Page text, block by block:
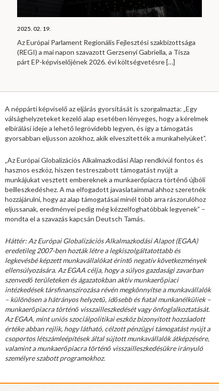
2025. 02. 19.
Az Európai Parlament Regionális Fejlesztési szakbizottsága
(REGI) a mai napon szavazott Gerzsenyi Gabriella, a Tisza
párt EP-képviselőjének 2026. évi költségvetésre[…]
A néppárti képviselő az eljárás gyorsítását is szorgalmazta: „Egy
válsághelyzeteket kezelő alap esetében lényeges, hogy a kérelmek
elbírálási ideje a lehető legrövidebb legyen, és így a támogatás
gyorsabban eljusson azokhoz, akik elveszítették a munkahelyüket”.
„Az Európai Globalizációs Alkalmazkodási Alap rendkívül fontos és
hasznos eszköz, hiszen testreszabott támogatást nyújt a
munkájukat vesztett embereknek a munkaerőpiacra történő újbóli
beilleszkedéshez. A ma elfogadott javaslataimmal ahhoz szeretnék
hozzájárulni, hogy az alap támogatásai minél több arra rászorulóhoz
eljussanak, eredményei pedig még kézzelfoghatóbbak legyenek” –
mondta el a szavazás kapcsán Deutsch Tamás.
Háttér: Az Európai Globalizációs Alkalmazkodási Alapot (EGAA)
eredetileg 2007-ben hozták létre a legkiszolgáltatottabb és
legkevésbé képzett munkavállalókat érintő negatív következmények
ellensúlyozására. Az EGAA célja, hogy a súlyos gazdasági zavarban
szenvedő területeken és ágazatokban aktív munkaerőpiaci
intézkedések társfinanszírozása révén megkönnyítse a munkavállalók
– különösen a hátrányos helyzetű, idősebb és fiatal munkanélküliek –
munkaerőpiacra történő visszailleszkedését vagy önfoglalkoztatását.
Az EGAA, mint uniós szociálpolitikai eszköz bizonyított hozzáadott
értéke abban rejlik, hogy látható, célzott pénzügyi támogatást nyújt a
csoportos létszámleépítések által sújtott munkavállalók átképzésére,
valamint a munkaerőpiacra történő visszailleszkedésükre irányuló
személyre szabott programokhoz.